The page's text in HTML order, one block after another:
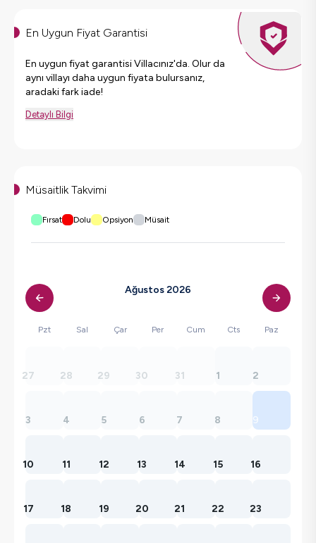
En Uygun Fiyat Garantisi
En uygun fiyat garantisi Villacınız'da. Olur da
aynı villayı daha uygun fiyata bulursanız,
aradaki fark iade!
Detaylı Bilgi
Müsaitlik Takvimi
Fırsat Dolu Opsiyon Müsait
Ağustos 2026
Pzt Sal Çar Per Cum Cts Paz
27 28 29 30 31 1 2
3 4 5 6 7 8 9
10 11 12 13 14 15 16
17 18 19 20 21 22 23